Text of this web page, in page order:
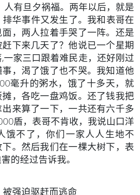
有旦夕祸福。两年以后，就是
华事件又发生了。我和表哥在
，两人拉着手哭了一阵。还是
下来几天了？他说已一个星期
一家三口跟着难民走，还好刚过
，渴了饿了也不哭。我知道他
毫升的粥水，饿了十多天，就
，各吃一盘鸡饭。还了钱我把
来算了一下，一共还有六千多
盾，表哥不肯收，我说山口洋
饿不了，你们一家人人生地不
。然后我们在一棵大树下，表
的经过告诉我。
被强迫驱赶而逃命